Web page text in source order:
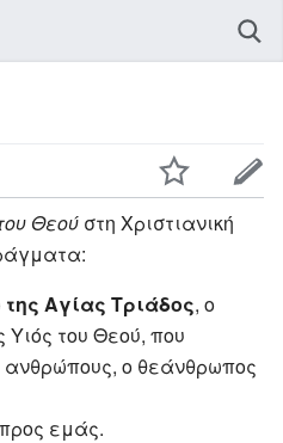
Θεού στη Χριστιανική
Αγίας Τριάδος, ο
του Θεού, που
ο θεάνθρωπος
εμάς.